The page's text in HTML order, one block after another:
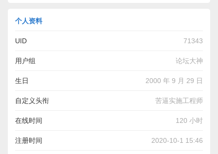
个人资料
UID 71343
用户组 论坛大神
生日 2000 年 9 月 29 日
自定义头衔 苦逼实施工程师
在线时间 120 小时
注册时间 2020-10-1 15:46